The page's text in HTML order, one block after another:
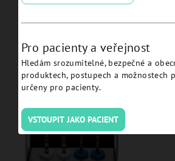
JD Nasal Surgical kit (2
Pro pacienty a veřejnost
Hledám srozumitelné, bezpečné a
produktech, postupech a možnostech
určeny pro pacienty.
VSTOUPIT JAKO PACIENT